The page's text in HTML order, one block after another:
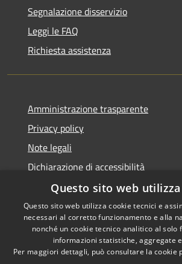
Segnalazione disservizio
Leggi le FAQ
Richiesta assistenza
Amministrazione trasparente
Privacy policy
Note legali
Dichiarazione di accessibilità
Accessibilità
Privacy
Questo sito web
Questo sito web utilizza cookie tecnici e
necessari al corretto funzionamento e alla
nonché un cookie tecnico analitico al solo
informazioni statistiche, aggregate
Per maggiori dettagli, può consultare la cookie